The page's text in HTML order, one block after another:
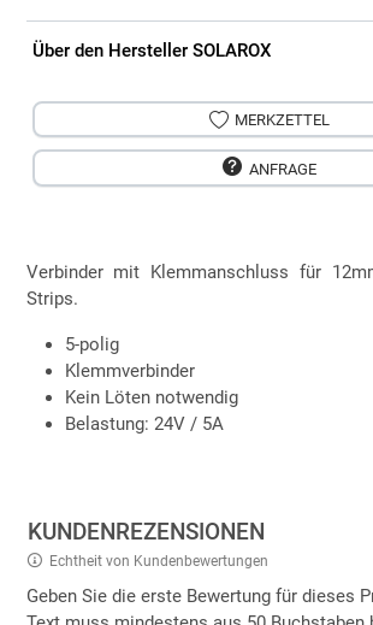
Über den Hersteller SOLAROX
MERKZETTEL
ANFRAGE
Verbinder mit Klemmanschluss für
Strips.
5-polig
Klemmverbinder
Kein Löten notwendig
Belastung: 24V / 5A
KUNDENREZENSIONEN
Echtheit von Kundenbewertungen
Geben Sie die erste Bewertung für dieses